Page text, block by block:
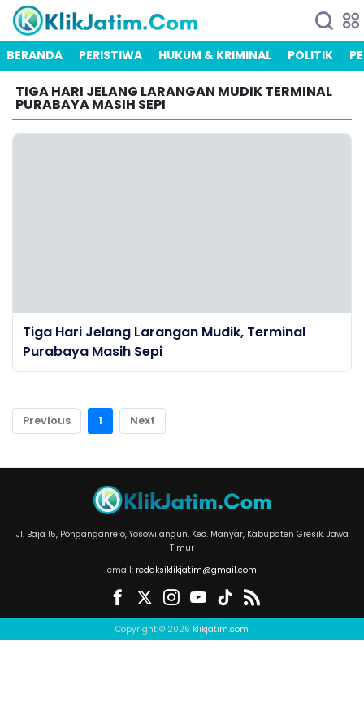
BERANDA PERISTIWA HUKUM & KRIMINAL POLITIK
TIGA HARI JELANG LARANGAN MUDIK TERMINAL
PURABAYA MASIH SEPI
Tiga Hari Jelang Larangan Mudik, Terminal
Purabaya Masih Sepi
Previous 1 Next
Jl. Baja 15, Ponganganrejo, Yosowilangun, Kec. Manyar, Kabupaten Gresik, Jawa
Timur
email: redaksiklikjatim@gmail.com
Copyright © 2026 klikjatim.com